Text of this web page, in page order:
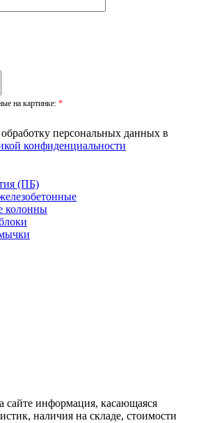
на картинке: *
персональных данных в
конфиденциальности
(ПБ)
колонны
сайте информация, касающаяся
наличия на складе, стоимости